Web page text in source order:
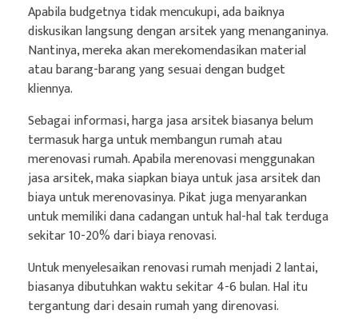
Apabila budgetnya tidak mencukupi, ada baiknya
diskusikan langsung dengan arsitek yang menanganinya.
Nantinya, mereka akan merekomendasikan material
atau barang-barang yang sesuai dengan budget
kliennya.
Sebagai informasi, harga jasa arsitek biasanya belum
termasuk harga untuk membangun rumah atau
merenovasi rumah. Apabila merenovasi menggunakan
jasa arsitek, maka siapkan biaya untuk jasa arsitek dan
biaya untuk merenovasinya. Pikat juga menyarankan
untuk memiliki dana cadangan untuk hal-hal tak terduga
sekitar 10-20% dari biaya renovasi.
Untuk menyelesaikan renovasi rumah menjadi 2 lantai,
biasanya dibutuhkan waktu sekitar 4-6 bulan. Hal itu
tergantung dari desain rumah yang direnovasi.